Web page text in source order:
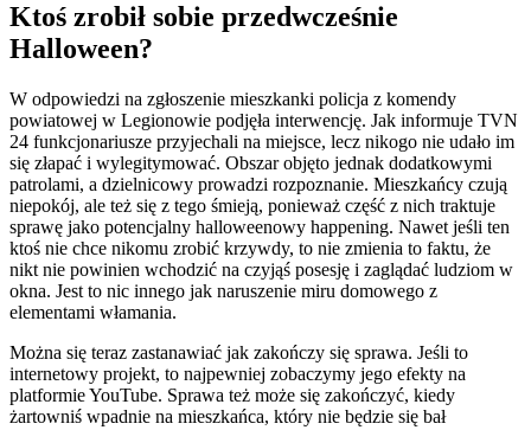
Ktoś zrobił sobie przedwcześnie
Halloween?
W odpowiedzi na zgłoszenie mieszkanki policja z komendy
powiatowej w Legionowie podjęła interwencję. Jak informuje TVN
24 funkcjonariusze przyjechali na miejsce, lecz nikogo nie udało im
się złapać i wylegitymować. Obszar objęto jednak dodatkowymi
patrolami, a dzielnicowy prowadzi rozpoznanie. Mieszkańcy czują
niepokój, ale też się z tego śmieją, ponieważ część z nich traktuje
sprawę jako potencjalny halloweenowy happening. Nawet jeśli ten
ktoś nie chce nikomu zrobić krzywdy, to nie zmienia to faktu, że
nikt nie powinien wchodzić na czyjąś posesję i zaglądać ludziom w
okna. Jest to nic innego jak naruszenie miru domowego z
elementami włamania.
Można się teraz zastanawiać jak zakończy się sprawa. Jeśli to
internetowy projekt, to najpewniej zobaczymy jego efekty na
platformie YouTube. Sprawa też może się zakończyć, kiedy
żartowniś wpadnie na mieszkańca, który nie będzie się bał